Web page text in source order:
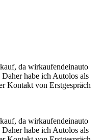
da wirkaufendeinauto
habe ich Autolos als
Kontakt von Erstgespräch
da wirkaufendeinauto
habe ich Autolos als